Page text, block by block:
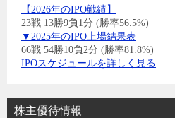
【2026年のIPO戦績】
23戦 13勝9負1分 (勝率56.5%)
▼2025年のIPO上場結果表
66戦 54勝10負2分 (勝率81.8%)
IPOスケジュールを詳しく見る
株主優待情報